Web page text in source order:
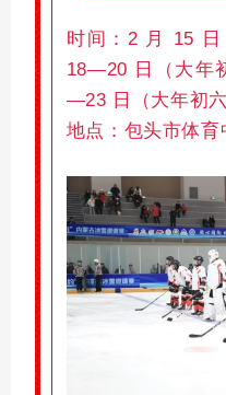
时间： 2 月 15 日
18—20 日（大年
—23 日（大年初六
地点： 包头市体育